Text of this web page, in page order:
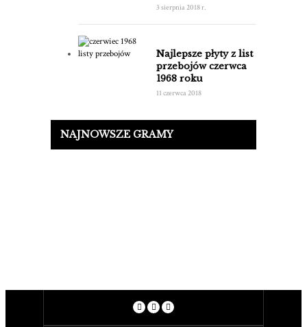
3 sierpnia 2018 r.
Najlepsze płyty z list
przebojów czerwca
1968 roku
11 czerwca 2018
NAJNOWSZE GRAMY